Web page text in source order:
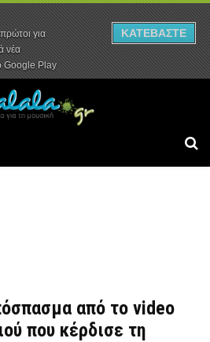
Συνεντεύξεις Ρεπορτάζ
από το video
που κέρδισε τη
για
νέα
Play
ΚΑΤΕΒΑΣΤΕ